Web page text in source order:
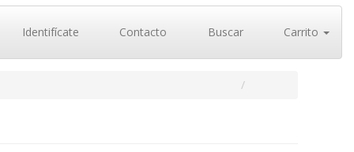
Identifícate Contacto Buscar Carrito